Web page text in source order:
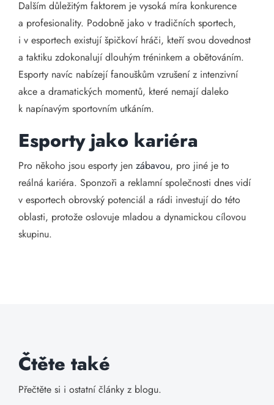
Dalším důležitým faktorem je vysoká míra konkurence
a profesionality. Podobně jako v tradičních sportech,
i v esportech existují špičkoví hráči, kteří svou dovednost
a taktiku zdokonalují dlouhým tréninkem a obětováním.
Esporty navíc nabízejí fanouškům vzrušení z intenzivní
akce a dramatických momentů, které nemají daleko
k napínavým sportovním utkáním.
Esporty jako kariéra
Pro někoho jsou esporty jen zábavou, pro jiné je to
reálná kariéra. Sponzoři a reklamní společnosti dnes vidí
v esportech obrovský potenciál a rádi investují do této
oblasti, protože oslovuje mladou a dynamickou cílovou
skupinu.
Čtěte také
Přečtěte si i ostatní články z blogu.